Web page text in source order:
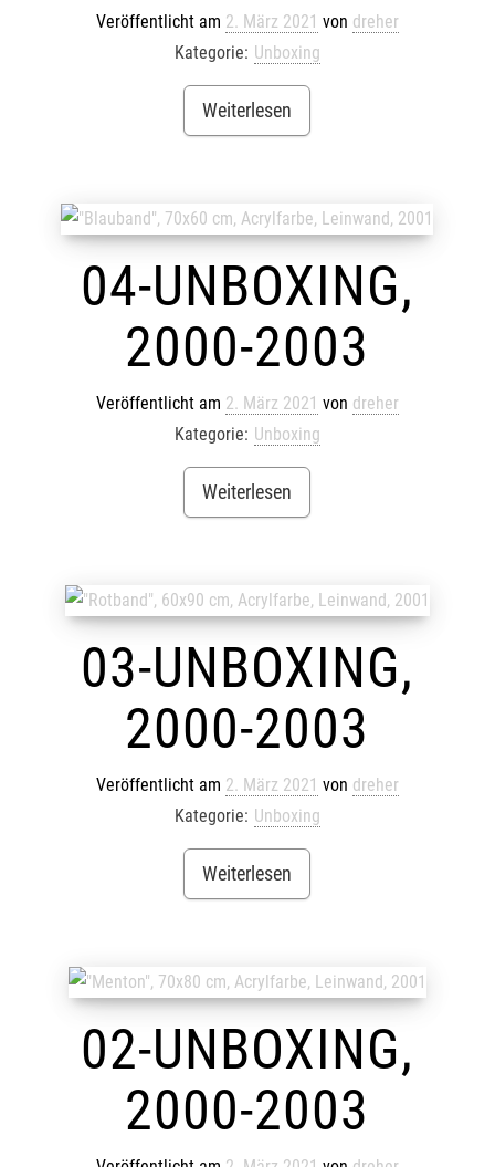
Veröffentlicht am 2. März 2021 von dreher
Kategorie: Unboxing
Weiterlesen
04-UNBOXING,
2000-2003
Veröffentlicht am 2. März 2021 von dreher
Kategorie: Unboxing
Weiterlesen
03-UNBOXING,
2000-2003
Veröffentlicht am 2. März 2021 von dreher
Kategorie: Unboxing
Weiterlesen
02-UNBOXING,
2000-2003